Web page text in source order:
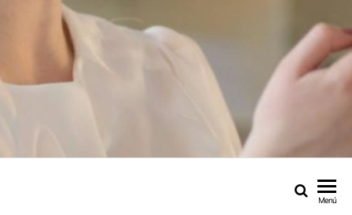
Menú